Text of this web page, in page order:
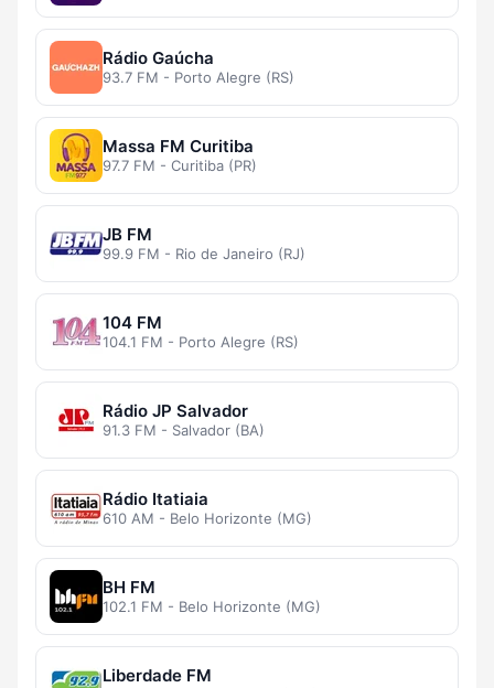
Rádio Gaúcha
93.7 FM - Porto Alegre (RS)
Massa FM Curitiba
97.7 FM - Curitiba (PR)
JB FM
99.9 FM - Rio de Janeiro (RJ)
104 FM
104.1 FM - Porto Alegre (RS)
Rádio JP Salvador
91.3 FM - Salvador (BA)
Rádio Itatiaia
610 AM - Belo Horizonte (MG)
BH FM
102.1 FM - Belo Horizonte (MG)
Liberdade FM